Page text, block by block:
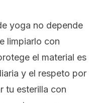
yoga no depende
limpiarlo con
el material es
y el respeto por
tu esterilla con